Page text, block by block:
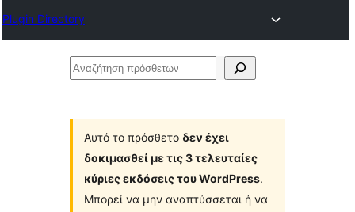
Plugin Directory
Αναζήτηση
Αυτό το πρόσθετο δεν έχει
δοκιμασθεί με τις 3 τελευταίες
κύριες εκδόσεις του WordPress.
Μπορεί να μην αναπτύσσεται ή να